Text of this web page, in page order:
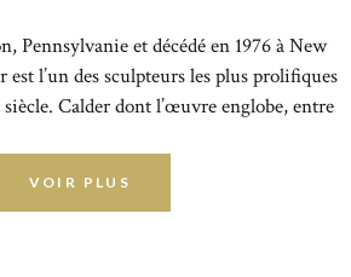
Pennsylvanie et décédé en 1976 à New
l’un des sculpteurs les plus prolifiques
Calder dont l’œuvre englobe, entre
VOIR PLUS